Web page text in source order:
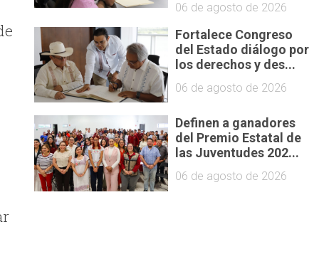
06 de agosto de 2026
Fortalece Congreso
del Estado diálogo por
los derechos y des...
06 de agosto de 2026
Definen a ganadores
del Premio Estatal de
las Juventudes 202...
06 de agosto de 2026